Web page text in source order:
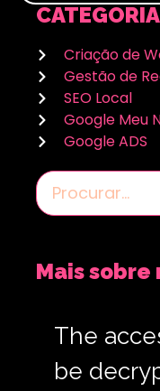
CATEGORIA
Criação de
Gestão de
SEO Local
Google Meu
Google ADS
Mais sobre
The
be